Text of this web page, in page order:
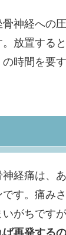
神経への
放置する
時間を要
経痛は、
す。痛み
がちです
再発する